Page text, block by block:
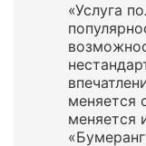
«Услуга
меняется
меняется